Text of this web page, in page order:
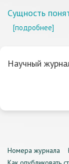
Сущность
[подробнее]
Научный
Номера журнала